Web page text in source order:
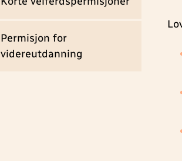
Permisjon for
videreutdanning